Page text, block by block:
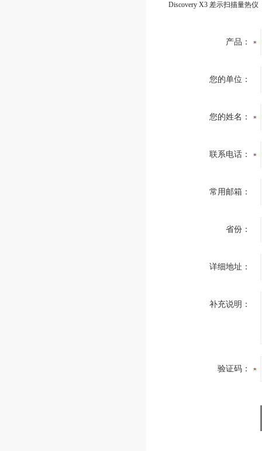
Discovery X3 差示扫描量热仪
产品：
您的单位：
您的姓名：
联系电话：
常用邮箱：
省份：
详细地址：
补充说明：
验证码：